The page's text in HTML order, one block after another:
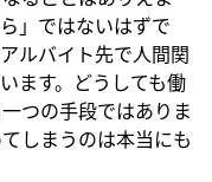
」ではないはずで
ルバイト先で人間関
ます。どうしても働
つの手段ではありま
しまうのは本当にも